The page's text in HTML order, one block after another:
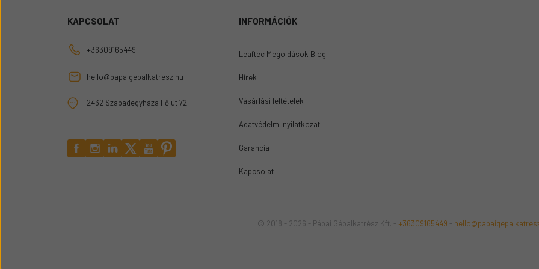
KAPCSOLAT
+36309165449
hello@papaigepalkatresz.hu
2432 Szabadegyháza Fő út 72
INFORMÁCIÓK
Leaftec Megoldások Blog
Hírek
Vásárlási feltételek
Adatvédelmi nyilatkozat
Garancia
Kapcsolat
© 2018 - 2026 - Pápai Gépalkatrész Kft. - +36309165449 -